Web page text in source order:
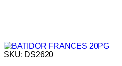
SKU: DS2620